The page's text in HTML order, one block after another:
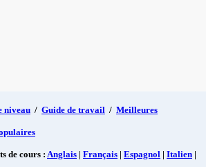
niveau / Guide de travail / Meilleures
de cours : Anglais | Français | Espagnol | Italien |